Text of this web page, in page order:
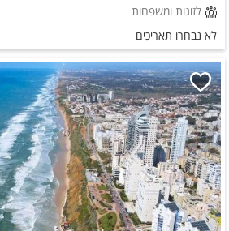
לזוגות ומשפחות
לא נבחרו תאריכים